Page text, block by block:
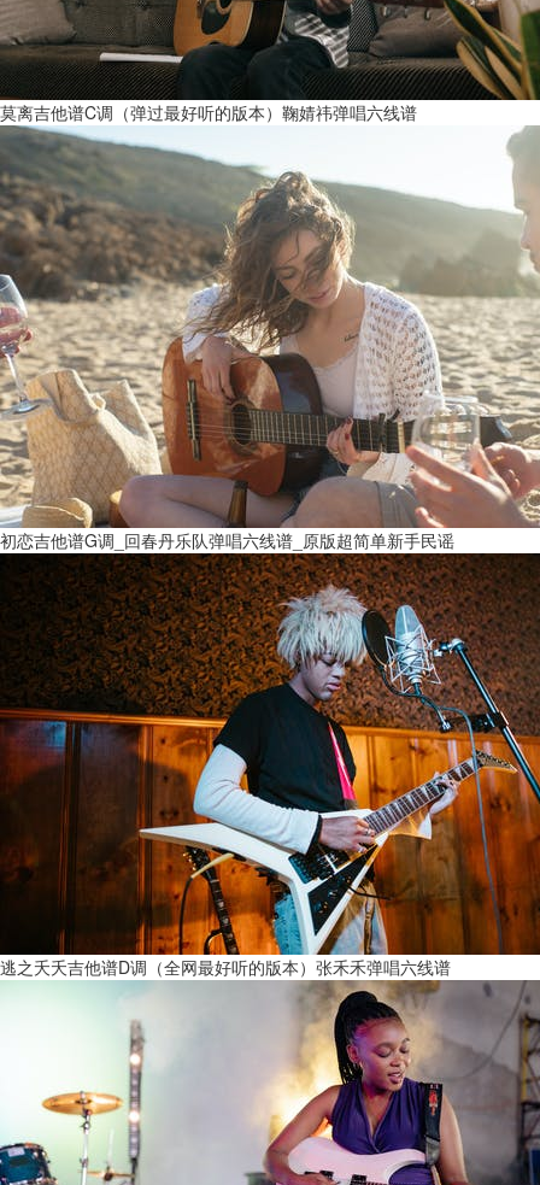
莫离吉他谱C调（弹过最好听的版本）鞠婧祎弹唱六线谱
初恋吉他谱G调_回春丹乐队弹唱六线谱_原版超简单新手民谣
逃之夭夭吉他谱D调（全网最好听的版本）张禾禾弹唱六线谱